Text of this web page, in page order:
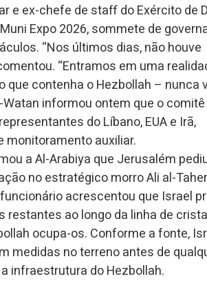
e ex-chefe de staff do Exército de
Expo 2026, sommete de
“Nos últimos dias, não houve
“Entramos em uma
que contenha o Hezbollah – nunca
informou ontem que o
do Líbano, EUA e Irã,
monitoramento auxiliar.
a Al-Arabiya que Jerusalém
no estratégico morro Ali al-
acrescentou que Israel
ao longo da linha de
ocupa-os. Conforme a fonte,
medidas no terreno antes de
infraestrutura do Hezbollah.